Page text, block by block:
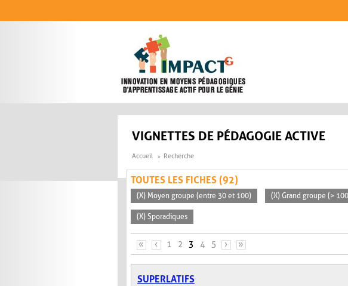
VIGNETTES DE PÉDAGOGIE ACTIVE
Accueil Recherche
TOUTES LES FICHES (92)
(X) Moyen groupe (entre 30 et 100) (X) Grand groupe (>
(X) Sporadiques
PAGES
« ‹ 1 2 3 4 5 › »
SUPERLATIFS